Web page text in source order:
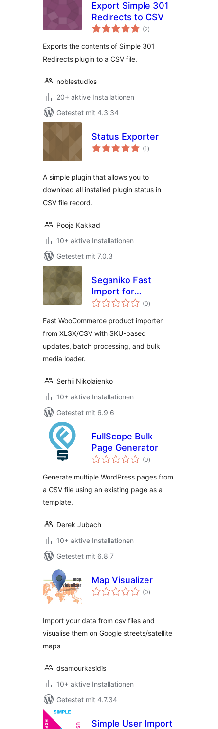
Export Simple 301
Redirects to CSV
(2Bewertungen
insgesamt
)
Exports the contents of Simple 301
Redirects plugin to a CSV file.
noblestudios
20+ aktive Installationen
Getestet mit 4.3.34
Status Exporter
(1 Bewertungen
insgesamt
)
A simple plugin that allows you to
download all installed plugin status in
CSV file record.
Pooja Kakkad
10+ aktive Installationen
Getestet mit 7.0.3
Seganiko Fast
Import for
WooCommerce
(0Bewertungen
insgesamt
)
Fast WooCommerce product importer
from XLSX/CSV with SKU-based
updates, batch processing, and bulk
media loader.
Serhii Nikolaienko
10+ aktive Installationen
Getestet mit 6.9.6
FullScope Bulk
Page Generator
(0Bewertungen
insgesamt
)
Generate multiple WordPress pages from
a CSV file using an existing page as a
template.
Derek Jubach
10+ aktive Installationen
Getestet mit 6.8.7
Map Visualizer
(0Bewertungen
insgesamt
)
Import your data from csv files and
visualise them on Google streets/satellite
maps
dsamourkasidis
10+ aktive Installationen
Getestet mit 4.7.34
Simple User Import